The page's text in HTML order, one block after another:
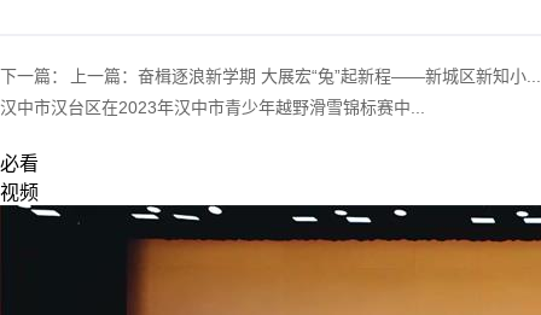
上一篇： 奋楫逐浪新学期 大展宏“兔”起新程——新城区新知小...
下一篇：
汉中市汉台区在2023年汉中市青少年越野滑雪锦标赛中...
必看
视频